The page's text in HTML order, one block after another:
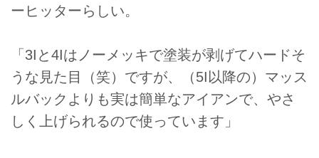
ーヒッターらしい。
「3Iと4Iはノーメッキで塗装が剥げてハードそ
うな見た目（笑）ですが、（5I以降の）マッス
ルバックよりも実は簡単なアイアンで、やさ
しく上げられるので使っています」